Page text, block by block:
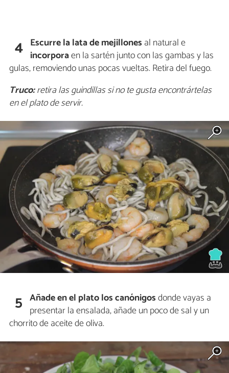
4 Escurre la lata demejillones al natural e
incorporaen la sartén junto con las gambas y las
gulas, removiendo unas pocas vueltas. Retira del fuego.
Truco:retira las guindillas si no te gusta encontrártelas
en el plato de servir.
5 Añade en el platolos canónigosdonde vayas a
presentar la ensalada, añade un poco de sal y un
chorrito de aceite de oliva.